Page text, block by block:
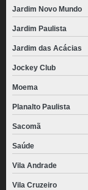
Jardim Novo Mundo
Jardim Paulista
Jardim das Acácias
Jockey Club
Moema
Planalto Paulista
Sacomã
Saúde
Vila Andrade
Vila Cruzeiro